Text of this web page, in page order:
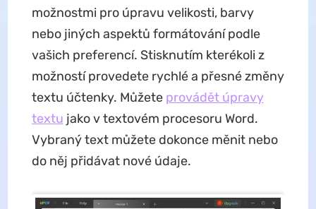
možnostmi pro úpravu velikosti, barvy
nebo jiných aspektů formátování podle
vašich preferencí. Stisknutím kterékoli z
možností provedete rychlé a přesné změny
textu účtenky. Můžete provádět úpravy
textu jako v textovém procesoru Word.
Vybraný text můžete dokonce měnit nebo
do něj přidávat nové údaje.